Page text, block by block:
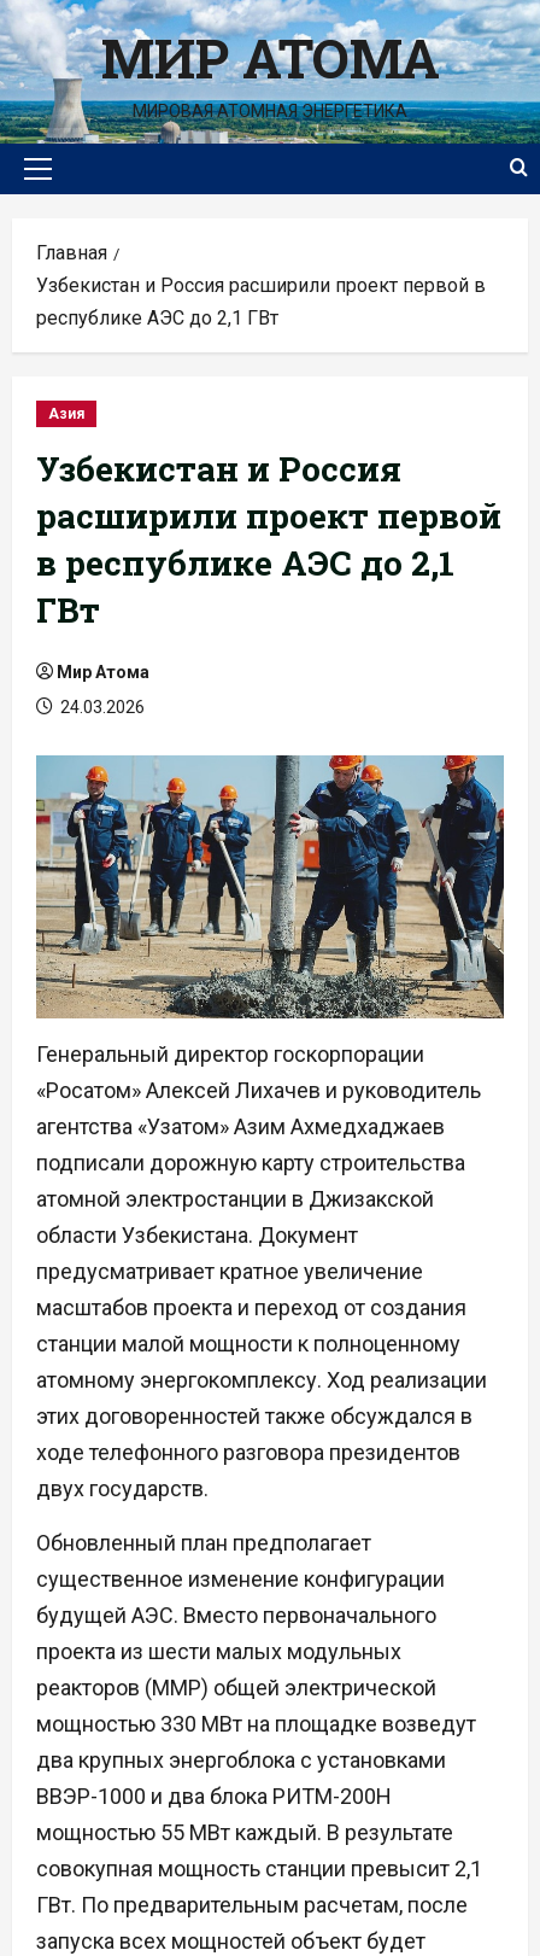
Перейти
к
содержимомуМИР АТОМА
МИРОВАЯ АТОМНАЯ ЭНЕРГЕТИКА
Основное
Главная
Узбекистан и Россия расширили проект первой в
республике АЭС до 2,1 ГВт
Азия
Узбекистан и Россия
расширили проект первой
в республике АЭС до 2,1
ГВт
Мир Атома
24.03.2026
Генеральный директор госкорпорации
«Росатом» Алексей Лихачев и руководитель
агентства «Узатом» Азим Ахмедхаджаев
подписали дорожную карту строительства
атомной электростанции в Джизакской
области Узбекистана. Документ
предусматривает кратное увеличение
масштабов проекта и переход от создания
станции малой мощности к полноценному
атомному энергокомплексу. Ход реализации
этих договоренностей также обсуждался в
ходе телефонного разговора президентов
двух государств.
Обновленный план предполагает
существенное изменение конфигурации
будущей АЭС. Вместо первоначального
проекта из шести малых модульных
реакторов (ММР) общей электрической
мощностью 330 МВт на площадке возведут
два крупных энергоблока с установками
ВВЭР-1000 и два блока РИТМ-200Н
мощностью 55 МВт каждый. В результате
совокупная мощность станции превысит 2,1
ГВт. По предварительным расчетам, после
запуска всех мощностей объект будет